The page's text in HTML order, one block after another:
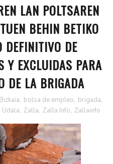
LAN POLTSAREN
BEHIN BETIKO
DE
Y EXCLUIDAS PARA
DE LA BRIGADA
Bizkaia, bolsa de empleo, brigada,
Udala, Zalla, Zalla Info, Zallainfo